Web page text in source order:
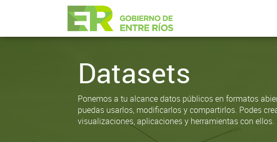
Datasets
Ponemos a tu alcance datos públicos en formatos
puedas usarlos, modificarlos y compartirlos. Podes
visualizaciones, aplicaciones y herramientas con ellos.